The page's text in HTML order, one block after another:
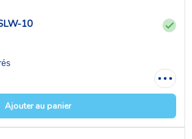
10
Ajouter au panier